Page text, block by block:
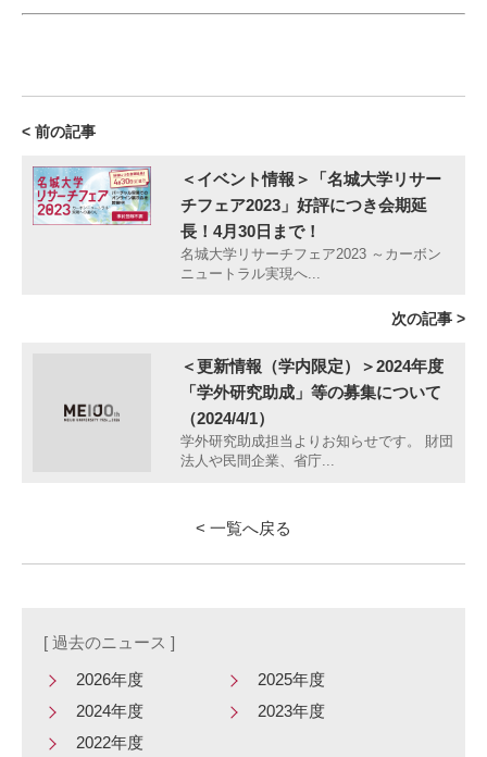
< 前の記事
＜イベント情報＞「名城大学リサー
チフェア2023」好評につき会期延
長！4月30日まで！
名城大学リサーチフェア2023 ～カーボン
ニュートラル実現へ...
次の記事 >
＜更新情報（学内限定）＞2024年度
「学外研究助成」等の募集について
（2024/4/1）
学外研究助成担当よりお知らせです。 財団
法人や民間企業、省庁...
< 一覧へ戻る
[ 過去のニュース ]
2026年度
2025年度
2024年度
2023年度
2022年度